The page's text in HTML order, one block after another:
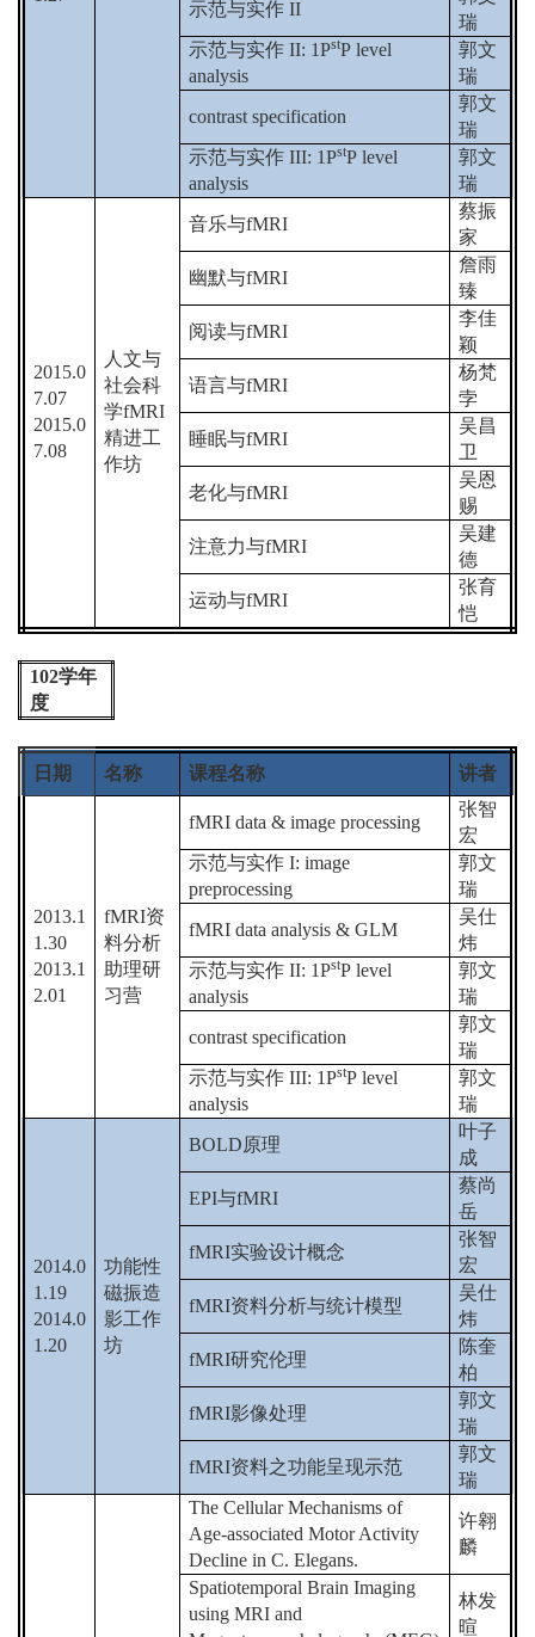
示范与实作 II
瑞
示范与实作 II: 1PstP level
analysis
郭文
瑞
contrast specification
郭文
瑞
示范与实作 III: 1PstP level
analysis
郭文
瑞
2015.0
7.07
2015.0
7.08
人文与
社会科
学fMRI
精进工
作坊
音乐与fMRI
蔡振
家
幽默与fMRI
詹雨
臻
阅读与fMRI
李佳
颖
语言与fMRI
杨梵
孛
睡眠与fMRI
吴昌
卫
老化与fMRI
吴恩
赐
注意力与fMRI
吴建
德
运动与fMRI
张育
恺
102学年
度
日期 名称 课程名称 讲者
2013.1
1.30
2013.1
2.01
fMRI资
料分析
助理研
习营
fMRI data & image processing
张智
宏
示范与实作 I: image
preprocessing
郭文
瑞
fMRI data analysis & GLM
吴仕
炜
示范与实作 II: 1PstP level
analysis
郭文
瑞
contrast specification
郭文
瑞
示范与实作 III: 1PstP level
analysis
郭文
瑞
2014.0
1.19
2014.0
1.20
功能性
磁振造
影工作
坊
BOLD原理
叶子
成
EPI与fMRI
蔡尚
岳
fMRI实验设计概念
张智
宏
fMRI资料分析与统计模型
吴仕
炜
fMRI研究伦理
陈奎
柏
fMRI影像处理
郭文
瑞
fMRI资料之功能呈现示范
郭文
瑞
The Cellular Mechanisms of
Age-associated Motor Activity
Decline in C. Elegans.
许翱
麟
Spatiotemporal Brain Imaging
using MRI and
林发
暄